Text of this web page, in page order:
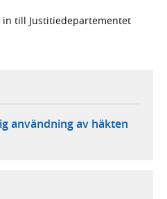
in till Justitiedepartementet
användning av häkten